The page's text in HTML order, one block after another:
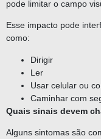
pode limitar o campo
Esse impacto pode
como:
Dirigir
Ler
Usar celular ou
Caminhar com
Quais sinais devem
Alguns sintomas são